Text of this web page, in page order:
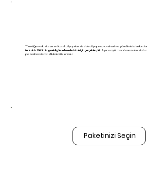
Tüm diğer website ver e-ticaret altyapıları size bir altyapı ve panel verir ve yönetimini size
iletirsiniz. Ekibimiz gerekli güncellemelerisizin için gerçekleştirir.Ayrıca aylık raporlarınızdan site
pazarlama istatistiklerinizi izlersiniz
Paketinizi Seçin